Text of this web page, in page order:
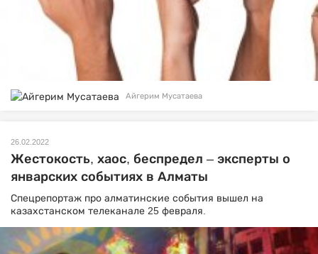
Айгерим Мусатаева
26.02.2022
Жестокость, хаос, беспредел – эксперты о
январских событиях в Алматы
Спецрепортаж про алматинские события вышел на
казахстанском телеканале 25 февраля.